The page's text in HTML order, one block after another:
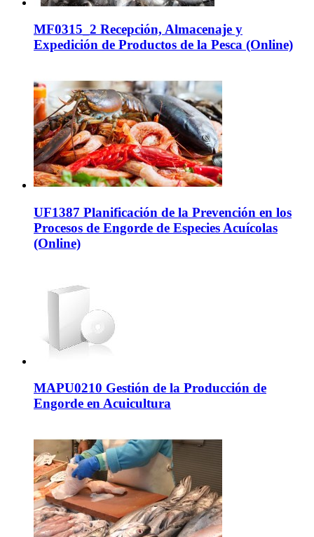
MF0315_2 Recepción, Almacenaje y
Expedición de Productos de la Pesca (Online)
UF1387 Planificación de la Prevención en los
Procesos de Engorde de Especies Acuícolas
(Online)
MAPU0210 Gestión de la Producción de
Engorde en Acuicultura